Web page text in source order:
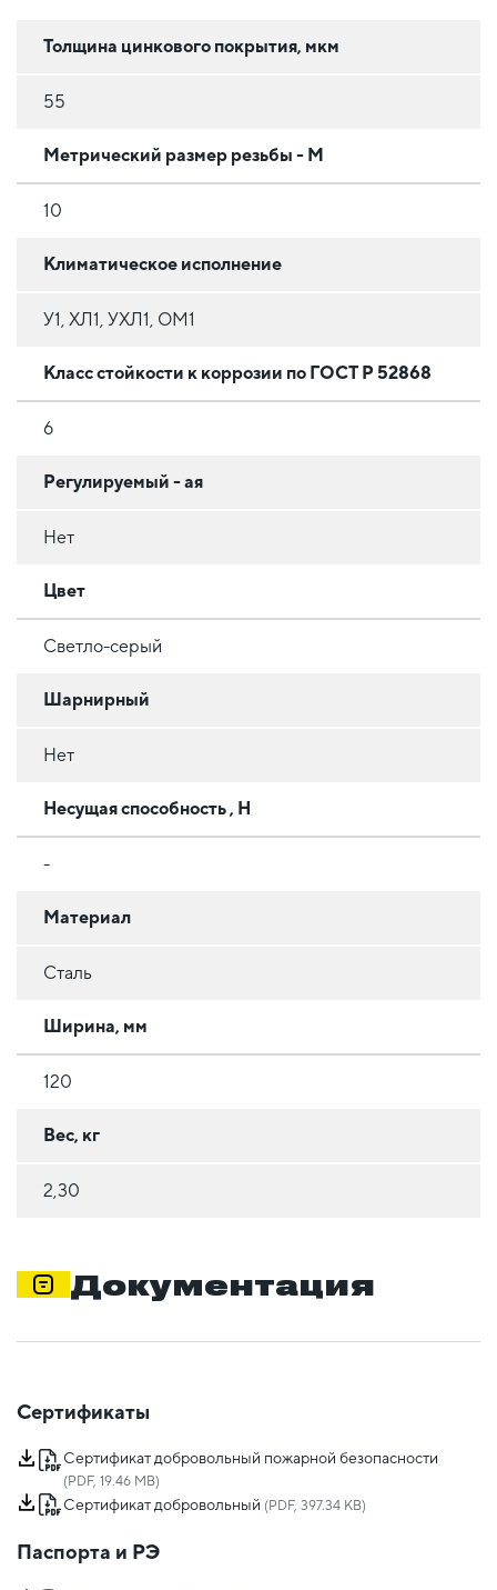
Толщина цинкового покрытия, мкм
55
Метрический размер резьбы - М
10
Климатическое исполнение
У1, ХЛ1, УХЛ1, ОМ1
Класс стойкости к коррозии по ГОСТ Р 52868
6
Регулируемый - ая
Нет
Цвет
Светло-серый
Шарнирный
Нет
Несущая способность , Н
-
Материал
Сталь
Ширина, мм
120
Вес, кг
2,30
Документация
Сертификаты
Сертификат добровольный пожарной безопасности
(PDF, 19.46 MB)
Сертификат добровольный (PDF, 397.34 KB)
Паспорта и РЭ